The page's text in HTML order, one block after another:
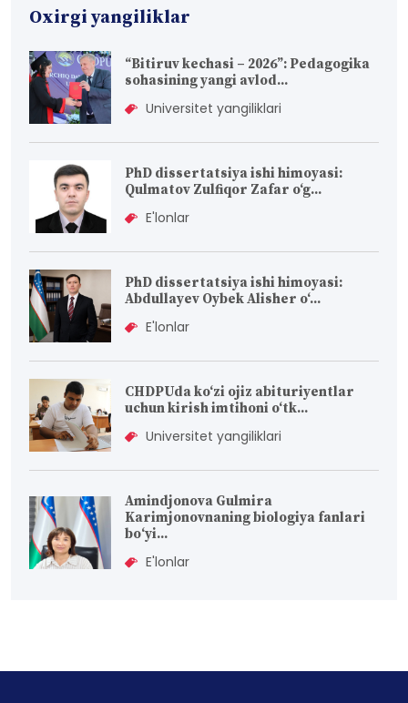
Oxirgi yangiliklar
“Bitiruv kechasi – 2026”: Pedagogika
sohasining yangi avlod...
Universitet yangiliklari
PhD dissertatsiya ishi himoyasi:
Qulmatov Zulfiqor Zafar o‘g...
E'lonlar
PhD dissertatsiya ishi himoyasi:
Abdullayev Oybek Alisher o‘...
E'lonlar
CHDPUda ko‘zi ojiz abituriyentlar
uchun kirish imtihoni o‘tk...
Universitet yangiliklari
Amindjonova Gulmira
Karimjonovnaning biologiya fanlari
bо‘yi...
E'lonlar